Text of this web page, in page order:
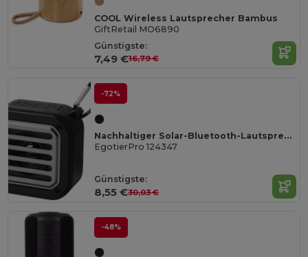
COOL Wireless Lautsprecher Bambus
GiftRetail MO6890
Günstigste:
7,49 €16,79 €
-72%
Nachhaltiger Solar-Bluetooth-Lautsprecher mit Karabiner
EgotierPro 124347
Günstigste:
8,55 €30,03 €
-48%